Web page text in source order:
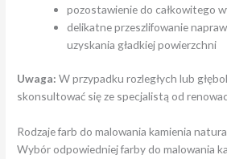
pozostawienie do całkowitego
delikatne przeszlifowanie
uzyskania gładkiej powierzchni
Uwaga: W przypadku rozległych lub
skonsultować się ze specjalistą od
Rodzaje farb do malowania kamienia
Wybór odpowiedniej farby do malowania